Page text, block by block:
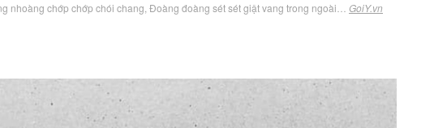
nhoàng chớp chớp chói chang, Đoàng đoàng sét sét giật vang trong ngoài… GoiY.vn